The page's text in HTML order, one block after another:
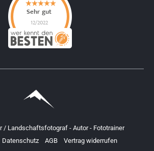
/ Landschaftsfotograf - Autor - Fototrainer
Datenschutz AGB Vertrag widerrufen